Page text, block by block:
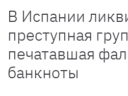
В Испании
преступная
печатавшая
банкноты